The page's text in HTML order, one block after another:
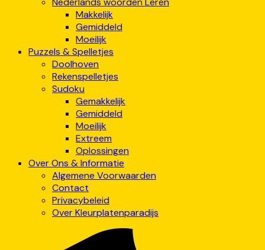
Makkelijk
Gemiddeld
Moeilijk
Puzzels & Spelletjes
Doolhoven
Rekenspelletjes
Sudoku
Gemakkelijk
Gemiddeld
Moeilijk
Extreem
Oplossingen
Over Ons & Informatie
Algemene Voorwaarden
Contact
Privacybeleid
Over Kleurplatenparadijs